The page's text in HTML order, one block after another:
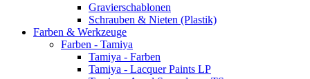
Gravierschablonen
Schrauben & Nieten (Plastik)
Farben & Werkzeuge
Farben - Tamiya
Tamiya - Farben
Tamiya - Lacquer Paints LP